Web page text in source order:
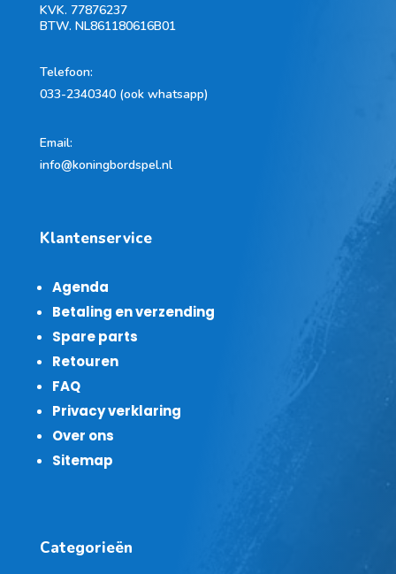
KVK. 77876237
BTW. NL861180616B01
Telefoon:
033-2340340 (ook whatsapp)
Email:
info@koningbordspel.nl
Klantenservice
Agenda
Betaling en verzending
Spare parts
Retouren
FAQ
Privacy verklaring
Over ons
Sitemap
Categorieën